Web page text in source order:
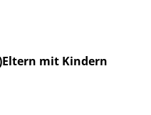
mit Kindern